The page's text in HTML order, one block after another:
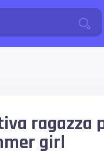
ragazza
girl